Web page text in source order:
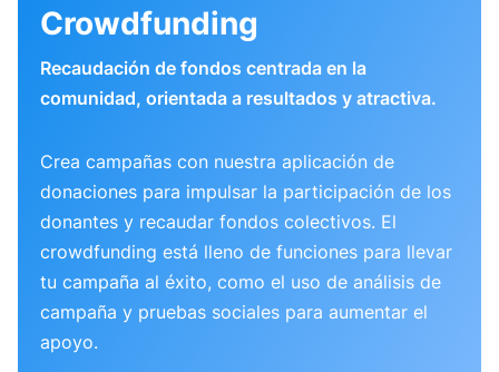
Crowdfunding
Recaudación de fondos centrada en la
comunidad, orientada a resultados y atractiva.
Crea campañas con nuestra aplicación de
donaciones para impulsar la participación de los
donantes y recaudar fondos colectivos. El
crowdfunding está lleno de funciones para llevar
tu campaña al éxito, como el uso de análisis de
campaña y pruebas sociales para aumentar el
apoyo.